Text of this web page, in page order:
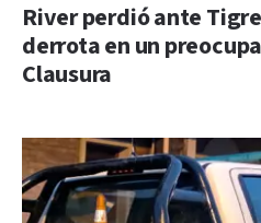
River perdió ante
derrota en un
Clausura